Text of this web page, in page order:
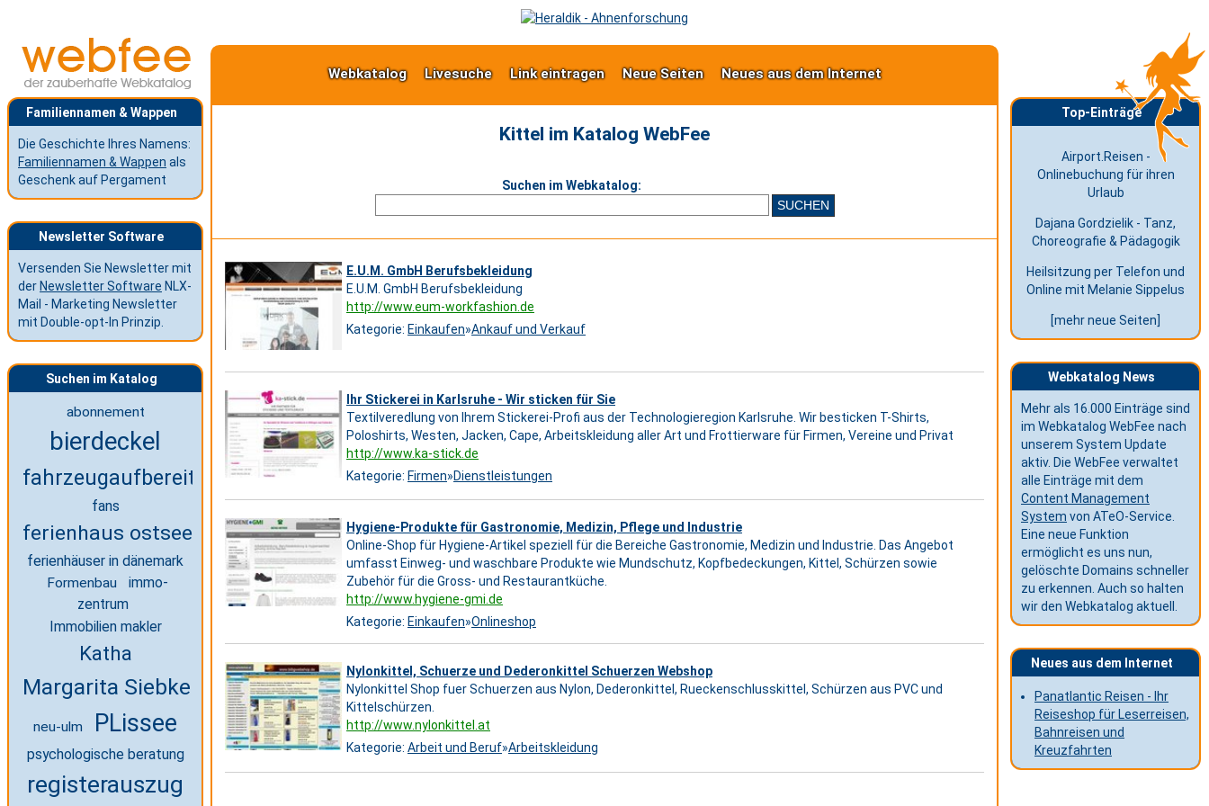
Familiennamen & Wappen
Die Geschichte Ihres Namens:
Familiennamen & Wappen als
Geschenk auf Pergament
Newsletter Software
Versenden Sie Newsletter mit
der Newsletter Software NLX-
Mail - Marketing Newsletter
mit Double-opt-In Prinzip.
Suchen im Katalog
abonnement
bierdeckel
fahrzeugaufbereitung
fans
ferienhaus ostsee
ferienhäuser in dänemark
Formenbau
immo-
zentrum
Immobilien makler
Katha
Margarita Siebke
neu-ulm PLissee
psychologische beratung
registerauszug
Webkatalog Livesuche Link eintragen Neue Seiten Neues aus dem Internet
Kittel im Katalog WebFee
Suchen im Webkatalog:
E.U.M. GmbH Berufsbekleidung
E.U.M. GmbH Berufsbekleidung
http://www.eum-workfashion.de
Kategorie: Einkaufen»Ankauf und Verkauf
Ihr Stickerei in Karlsruhe - Wir sticken für Sie
Textilveredlung von Ihrem Stickerei-Profi aus der Technologieregion Karlsruhe. Wir besticken T-Shirts,
Poloshirts, Westen, Jacken, Cape, Arbeitskleidung aller Art und Frottierware für Firmen, Vereine und Privat
http://www.ka-stick.de
Kategorie: Firmen»Dienstleistungen
Hygiene-Produkte für Gastronomie, Medizin, Pflege und Industrie
Online-Shop für Hygiene-Artikel speziell für die Bereiche Gastronomie, Medizin und Industrie. Das Angebot
umfasst Einweg- und waschbare Produkte wie Mundschutz, Kopfbedeckungen, Kittel, Schürzen sowie
Zubehör für die Gross- und Restaurantküche.
http://www.hygiene-gmi.de
Kategorie: Einkaufen»Onlineshop
Nylonkittel, Schuerze und Dederonkittel Schuerzen Webshop
Nylonkittel Shop fuer Schuerzen aus Nylon, Dederonkittel, Rueckenschlusskittel, Schürzen aus PVC und
Kittelschürzen.
http://www.nylonkittel.at
Kategorie: Arbeit und Beruf»Arbeitskleidung
Top-Einträge
Airport.Reisen -
Onlinebuchung für ihren
Urlaub
Dajana Gordzielik - Tanz,
Choreografie & Pädagogik
Heilsitzung per Telefon und
Online mit Melanie Sippelus
[mehr neue Seiten]
Webkatalog News
Mehr als 16.000 Einträge sind
im Webkatalog WebFee nach
unserem System Update
aktiv. Die WebFee verwaltet
alle Einträge mit dem
Content Management
System von ATeO-Service.
Eine neue Funktion
ermöglicht es uns nun,
gelöschte Domains schneller
zu erkennen. Auch so halten
wir den Webkatalog aktuell.
Neues aus dem Internet
Panatlantic Reisen - Ihr
Reiseshop für Leserreisen,
Bahnreisen und
Kreuzfahrten